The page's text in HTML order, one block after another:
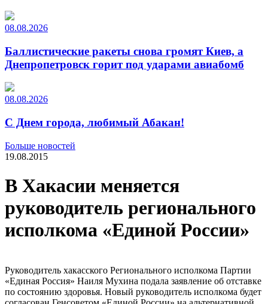
08.08.2026
Баллистические ракеты снова громят Киев, а
Днепропетровск горит под ударами авиабомб
08.08.2026
С Днем города, любимый Абакан!
Больше новостей
19.08.2015
В Хакасии меняется
руководитель регионального
исполкома «Единой России»
Руководитель хакасского Регионального исполкома Партии
«Единая Россия» Наиля Мухина подала заявление об отставке
по состоянию здоровья. Новый руководитель исполкома будет